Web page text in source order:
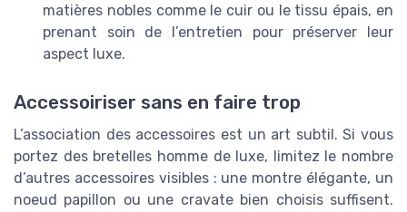
matières nobles comme le cuir ou le tissu épais, en
prenant soin de l’entretien pour préserver leur
aspect luxe.
Accessoiriser sans en faire trop
L’association des accessoires est un art subtil. Si vous
portez des bretelles homme de luxe, limitez le nombre
d’autres accessoires visibles : une montre élégante, un
noeud papillon ou une cravate bien choisis suffisent.